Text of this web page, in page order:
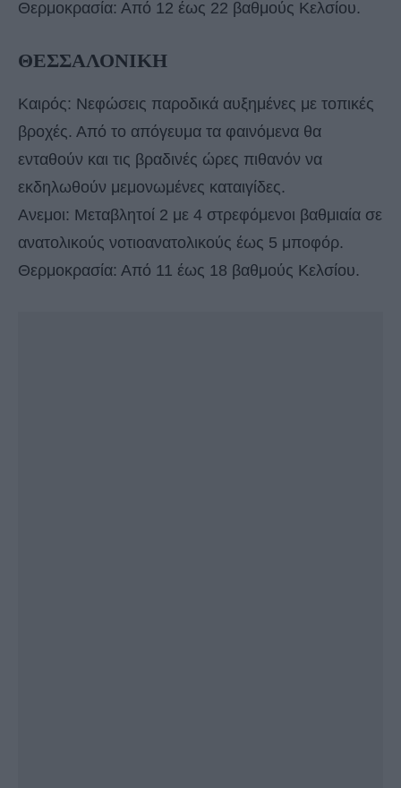
Θερμοκρασία: Από 12 έως 22 βαθμούς Κελσίου.
ΘΕΣΣΑΛΟΝΙΚΗ
Καιρός: Νεφώσεις παροδικά αυξημένες με τοπικές
βροχές. Από το απόγευμα τα φαινόμενα θα
ενταθούν και τις βραδινές ώρες πιθανόν να
εκδηλωθούν μεμονωμένες καταιγίδες.
Ανεμοι: Μεταβλητοί 2 με 4 στρεφόμενοι βαθμιαία σε
ανατολικούς νοτιοανατολικούς έως 5 μποφόρ.
Θερμοκρασία: Από 11 έως 18 βαθμούς Κελσίου.